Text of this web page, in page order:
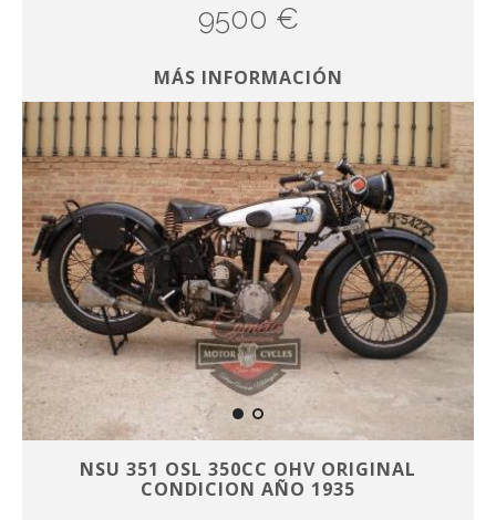
9500 €
MÁS INFORMACIÓN
NSU 351 OSL 350CC OHV ORIGINAL
CONDICION AÑO 1935